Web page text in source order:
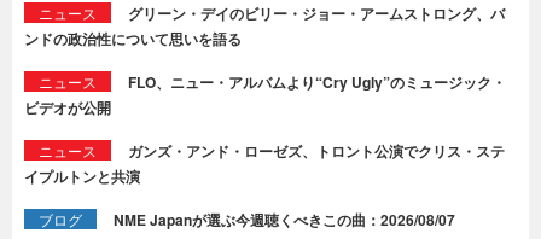
ニュース
グリーン・デイのビリー・ジョー・アームストロング、バ
ンドの政治性について思いを語る
ニュース
FLO、ニュー・アルバムより“Cry Ugly”のミュージック・
ビデオが公開
ニュース
ガンズ・アンド・ローゼズ、トロント公演でクリス・ステ
イプルトンと共演
ブログ NME Japanが選ぶ今週聴くべきこの曲：2026/08/07